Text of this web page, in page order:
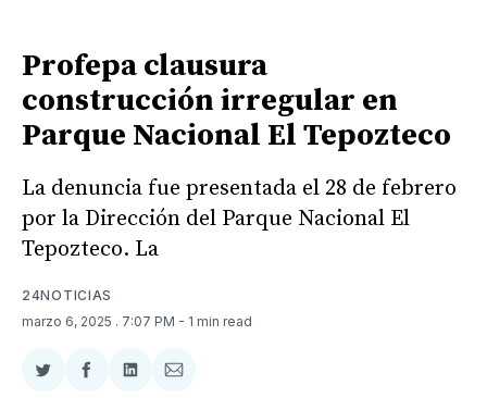
Profepa clausura
construcción irregular en
Parque Nacional El Tepozteco
La denuncia fue presentada el 28 de febrero
por la Dirección del Parque Nacional El
Tepozteco. La
24NOTICIAS
marzo 6, 2025 . 7:07 PM - 1 min read
CompartirCompartir
CompartirCompartir